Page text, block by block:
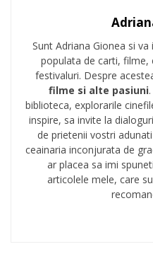
Sunt Adriana Gionea si
populata de carti, filme,
festivaluri. Despre
filme si alte pasiuni
biblioteca, explorarile
inspire, sa invite la
de prietenii vostri
ceainaria inconjurata de
ar placea sa imi
articolele mele, care